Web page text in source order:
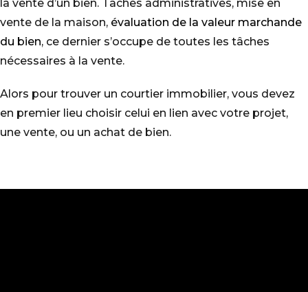
la vente d’un bien. Tâches administratives, mise en
vente de la maison, évaluation de la valeur marchande
du bien, ce dernier s’occupe de toutes les tâches
nécessaires à la vente.
Alors pour trouver un courtier immobilier, vous devez
en premier lieu choisir celui en lien avec votre projet,
une vente, ou un achat de bien.